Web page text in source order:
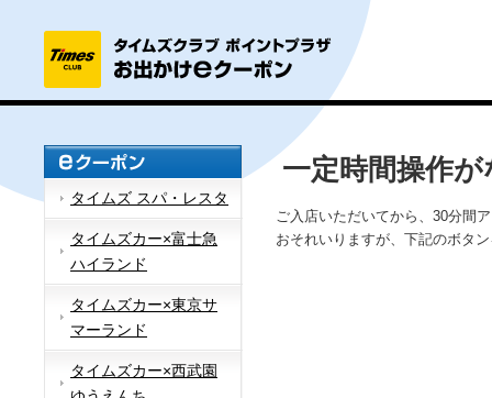
タイムズ スパ・レスタ
タイムズカー×富士急
ハイランド
タイムズカー×東京サ
マーランド
タイムズカー×西武園
一定時間操作
ご入店いただいてから、30分間
おそれいりますが、下記のボタ